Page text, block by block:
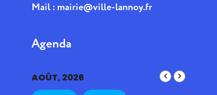
Mail : mairie@ville-lannoy.fr
Agenda
AOÛT, 2026